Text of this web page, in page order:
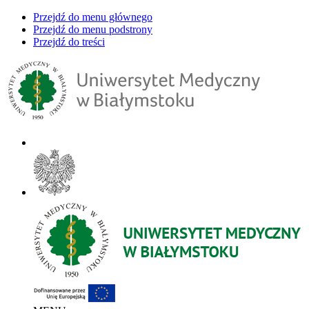
Przejdź do menu głównego
Przejdź do menu podstrony
Przejdź do treści